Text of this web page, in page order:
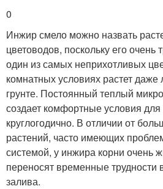
0
Инжир смело можно назвать
цветоводов, поскольку его очень
один из самых неприхотливых
комнатных условиях растет
грунте. Постоянный теплый
создает комфортные условия
круглогодично. В отличии от
растений, часто имеющих
системой, у инжира корни очень
переносят временные трудности
залива.